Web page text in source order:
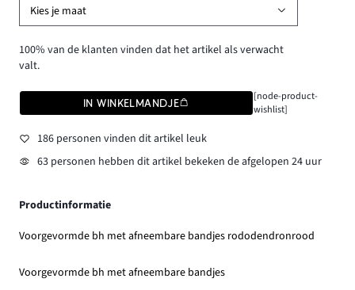
Kies je maat
100% van de klanten vinden dat het artikel als verwacht
valt.
IN WINKELMANDJE
[node-product-
wishlist]
186 personen vinden dit artikel leuk
63 personen hebben dit artikel bekeken de afgelopen 24 uur
Productinformatie
Voorgevormde bh met afneembare bandjes rododendronrood
Voorgevormde bh met afneembare bandjes